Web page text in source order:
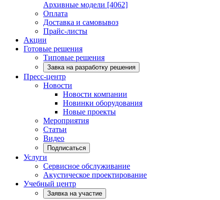
Архивные модели [4062]
Оплата
Доставка и самовывоз
Прайс-листы
Акции
Готовые решения
Типовые решения
Завка на разработку решения
Пресс-центр
Новости
Новости компании
Новинки оборудования
Новые проекты
Мероприятия
Статьи
Видео
Подписаться
Услуги
Сервисное обслуживание
Акустическое проектирование
Учебный центр
Заявка на участие